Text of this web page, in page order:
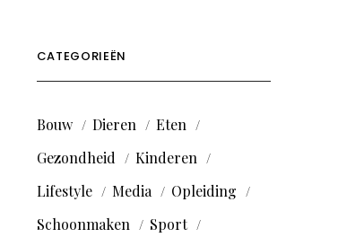
CATEGORIEËN
Bouw Dieren
Eten
Gezondheid
Kinderen
Lifestyle
Media
Opleiding
Schoonmaken
Sport